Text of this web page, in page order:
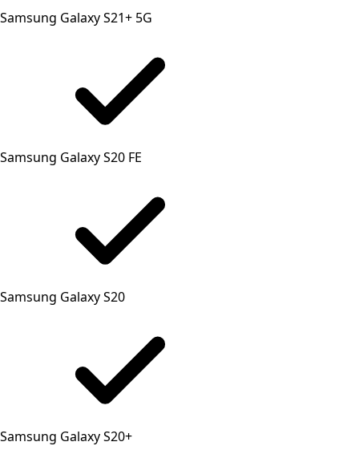
Samsung Galaxy S21+ 5G
Samsung Galaxy S20 FE
Samsung Galaxy S20
Samsung Galaxy S20+